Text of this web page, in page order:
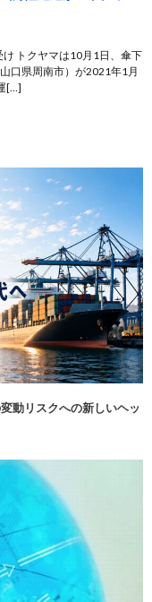
トクヤマは10月1日、傘下
口県周南市）が2021年1月
[…]
動リスクへの新しいヘッ